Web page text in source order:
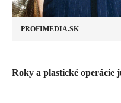
PROFIMEDIA.SK
​Roky a plastické operácie